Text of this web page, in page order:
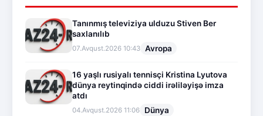
Tanınmış televiziya ulduzu Stiven Ber
saxlanılıb
07.Avqust.2026 10:43 Avropa
16 yaşlı rusiyalı tennisçi Kristina Lyutova
dünya reytinqində ciddi irəliləyişə imza
atdı
04.Avqust.2026 11:06 Dünya